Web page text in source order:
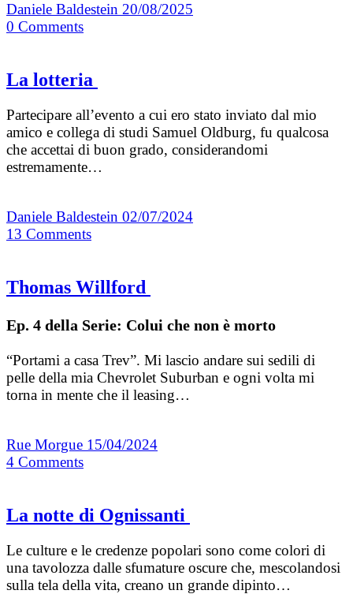
Daniele Baldestein 20/08/2025
0 Comments
La lotteria
Partecipare all’evento a cui ero stato inviato dal mio
amico e collega di studi Samuel Oldburg, fu qualcosa
che accettai di buon grado, considerandomi
estremamente…
Daniele Baldestein 02/07/2024
13 Comments
Thomas Willford
Ep. 4 della Serie: Colui che non è morto
“Portami a casa Trev”. Mi lascio andare sui sedili di
pelle della mia Chevrolet Suburban e ogni volta mi
torna in mente che il leasing…
Rue Morgue 15/04/2024
4 Comments
La notte di Ognissanti
Le culture e le credenze popolari sono come colori di
una tavolozza dalle sfumature oscure che, mescolandosi
sulla tela della vita, creano un grande dipinto…